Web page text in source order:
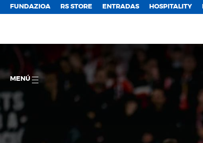
FUNDAZIOA RS STORE ENTRADAS HOSPITALITY
MENÚ